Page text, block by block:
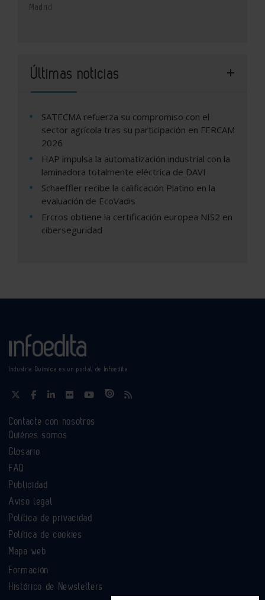
Madrid
Últimas noticias
SATECMA refuerza su compromiso con el
sector agrícola tras su participación en FERCAM
2026
HAP impulsa la automatización industrial con la
laminadora totalmente eléctrica de DAVI
Schaeffler recibe la calificación Platino en la
evaluación de EcoVadis
Ercros obtiene la certificación europea NIS2 en
ciberseguridad
Industria Química es un portal de Infoedita
Contacte con nosotros
Quiénes somos
Glosario
FAQ
Publicidad
Aviso legal
Política de privacidad
Política de cookies
Mapa web
Formación
Histórico de Newsletters